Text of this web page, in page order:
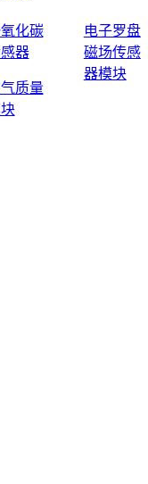
化碳
器
质量
电子罗盘
磁场传感
器模块